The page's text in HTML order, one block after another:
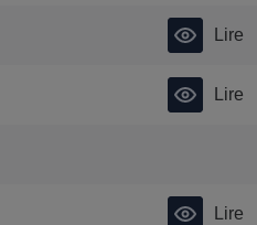
Lire
Lire
Lire